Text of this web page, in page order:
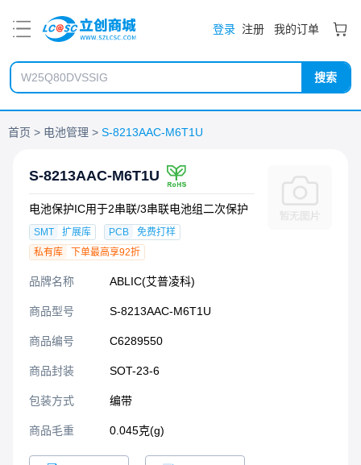
登录 注册 我的订单
搜索
首页 电池管理 S-8213AAC-M6T1U
S-8213AAC-M6T1U
电池保护IC用于2串联/3串联电池组二次保护
SMT 扩展库 PCB
免费打样
私有库
下单最高享92折
品牌名称 ABLIC(艾普凌科)
商品型号 S-8213AAC-M6T1U
商品编号 C6289550
商品封装 SOT-23-6​
包装方式 编带
商品毛重 0.045克(g)